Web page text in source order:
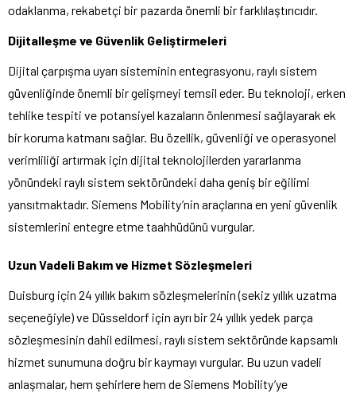
odaklanma, rekabetçi bir pazarda önemli bir farklılaştırıcıdır.
Dijitalleşme ve Güvenlik Geliştirmeleri
Dijital çarpışma uyarı sisteminin entegrasyonu, raylı sistem
güvenliğinde önemli bir gelişmeyi temsil eder. Bu teknoloji, erken
tehlike tespiti ve potansiyel kazaların önlenmesi sağlayarak ek
bir koruma katmanı sağlar. Bu özellik, güvenliği ve operasyonel
verimliliği artırmak için dijital teknolojilerden yararlanma
yönündeki raylı sistem sektöründeki daha geniş bir eğilimi
yansıtmaktadır. Siemens Mobility’nin araçlarına en yeni güvenlik
sistemlerini entegre etme taahhüdünü vurgular.
Uzun Vadeli Bakım ve Hizmet Sözleşmeleri
Duisburg için 24 yıllık bakım sözleşmelerinin (sekiz yıllık uzatma
seçeneğiyle) ve Düsseldorf için ayrı bir 24 yıllık yedek parça
sözleşmesinin dahil edilmesi, raylı sistem sektöründe kapsamlı
hizmet sunumuna doğru bir kaymayı vurgular. Bu uzun vadeli
anlaşmalar, hem şehirlere hem de Siemens Mobility’ye